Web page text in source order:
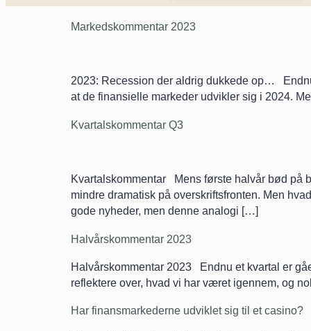
Markedskommentar 2023
2023: Recession der aldrig dukkede op…
at de finansielle markeder udvikler sig i 2024.
Kvartalskommentar Q3
Kvartalskommentar Mens første halvår bød på
mindre dramatisk på overskriftsfronten. Men
gode nyheder, men denne analogi […]
Halvårskommentar 2023
Halvårskommentar 2023 Endnu et kvartal er
reflektere over, hvad vi har været igennem, og
Har finansmarkederne udviklet sig til et casino?